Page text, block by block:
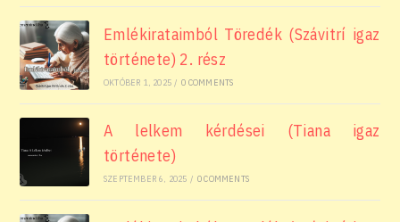
Emlékirataimból Töredék (Szávitrí igaz
története) 2. rész
OKTÓBER 1, 2025 / 0 COMMENTS
A lelkem kérdései (Tiana igaz
története)
SZEPTEMBER 6, 2025 / 0 COMMENTS